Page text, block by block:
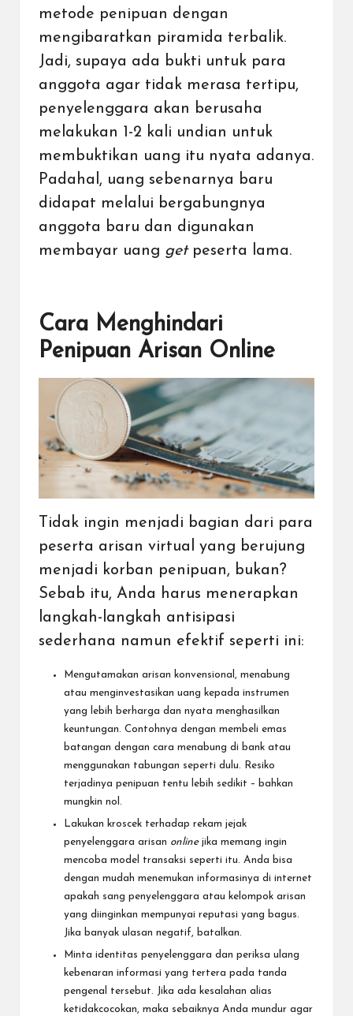
metode penipuan dengan
mengibaratkan piramida terbalik.
Jadi, supaya ada bukti untuk para
anggota agar tidak merasa tertipu,
penyelenggara akan berusaha
melakukan 1-2 kali undian untuk
membuktikan uang itu nyata adanya.
Padahal, uang sebenarnya baru
didapat melalui bergabungnya
anggota baru dan digunakan
membayar uang get peserta lama.
Cara Menghindari
Penipuan Arisan Online
Tidak ingin menjadi bagian dari para
peserta arisan virtual yang berujung
menjadi korban penipuan, bukan?
Sebab itu, Anda harus menerapkan
langkah-langkah antisipasi
sederhana namun efektif seperti ini:
Mengutamakan arisan konvensional, menabung
atau menginvestasikan uang kepada instrumen
yang lebih berharga dan nyata menghasilkan
keuntungan. Contohnya dengan membeli emas
batangan dengan cara menabung di bank atau
menggunakan tabungan seperti dulu. Resiko
terjadinya penipuan tentu lebih sedikit – bahkan
mungkin nol.
Lakukan kroscek terhadap rekam jejak
penyelenggara arisan online jika memang ingin
mencoba model transaksi seperti itu. Anda bisa
dengan mudah menemukan informasinya di internet
apakah sang penyelenggara atau kelompok arisan
yang diinginkan mempunyai reputasi yang bagus.
Jika banyak ulasan negatif, batalkan.
Minta identitas penyelenggara dan periksa ulang
kebenaran informasi yang tertera pada tanda
pengenal tersebut. Jika ada kesalahan alias
ketidakcocokan, maka sebaiknya Anda mundur agar